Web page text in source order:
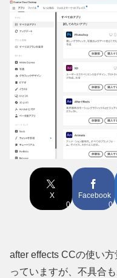
X
0
Facebook
0
after effects CCの使い
っていますが、不具合